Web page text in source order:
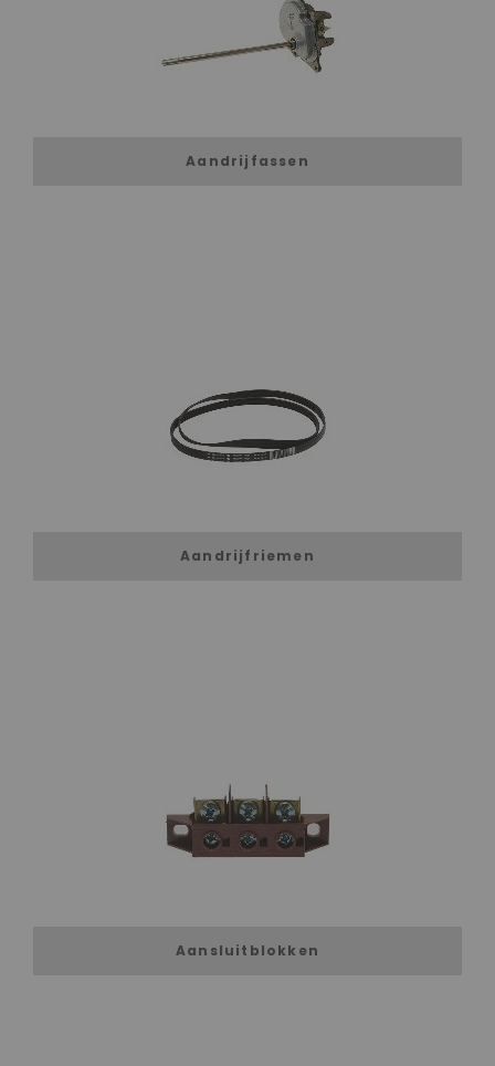
Aandrijfassen
Aandrijfriemen
Aansluitblokken